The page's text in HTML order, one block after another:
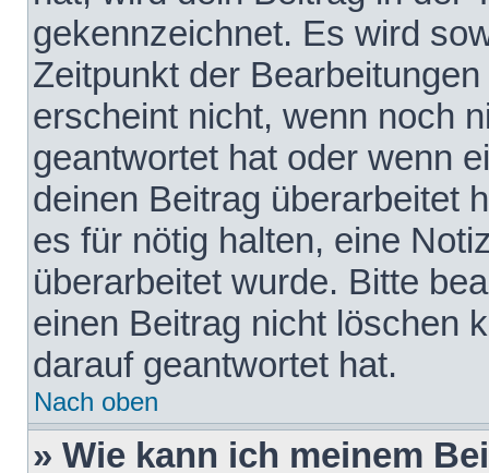
gekennzeichnet. Es wird
Zeitpunkt der
erscheint nicht, wenn noch
geantwortet hat oder wenn
deinen Beitrag überarbeitet
es für nötig halten, eine
überarbeitet wurde. Bitte
einen Beitrag nicht löschen
darauf geantwortet hat.
Nach oben
» Wie kann ich meinem